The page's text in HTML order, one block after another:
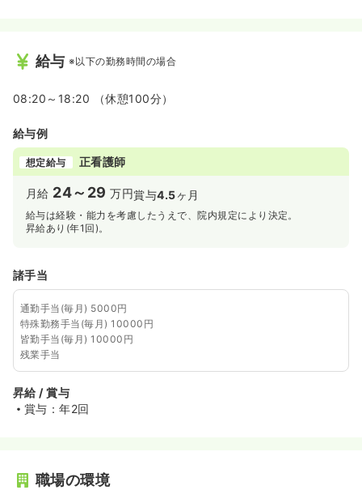
給与 ※以下の勤務時間の場合
08:20～18:20 （休憩100分）
給与例
想定給与 正看護師
月給 24～29 万円賞与4.5ヶ月
給与は経験・能力を考慮したうえで、院内規定により決定。
昇給あり(年1回)。
諸手当
通勤手当(毎月) 5000円
特殊勤務手当(毎月) 10000円
皆勤手当(毎月) 10000円
残業手当
昇給 / 賞与
賞与：年2回
職場の環境